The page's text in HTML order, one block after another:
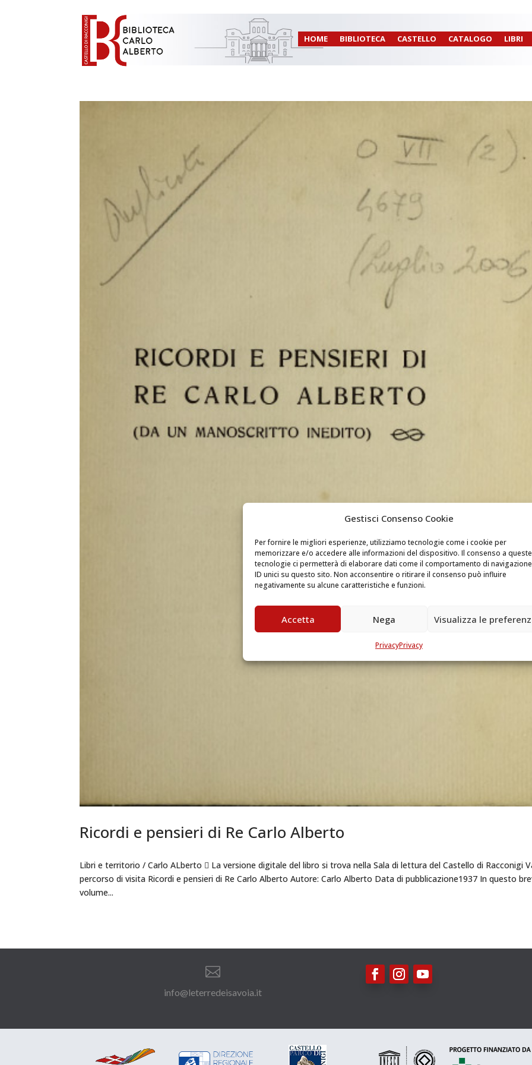
Gestisci Consenso Cookie
Per fornire le migliori esperienze, utilizziamo tecnologie come i cookie per
memorizzare e/o accedere alle informazioni del dispositivo. Il consenso a queste
tecnologie ci permetterà di elaborare dati come il comportamento di
ID unici su questo sito. Non acconsentire o ritirare il consenso può influire
negativamente su alcune caratteristiche e funzioni.
Accetta Nega Visualizza le
PrivacyPrivacy
HOME BIBLIOTECA CASTELLO CATALOGO LIBRI
Ricordi e pensieri di Re Carlo Alberto
Libri e territorio / Carlo ALberto  La versione digitale del libro si trova nella Sala di lettura del Castello di Racconigi
percorso di visita Ricordi e pensieri di Re Carlo Alberto Autore: Carlo Alberto Data di pubblicazione1937 In questo
volume...

info@leterredeisavoia.it